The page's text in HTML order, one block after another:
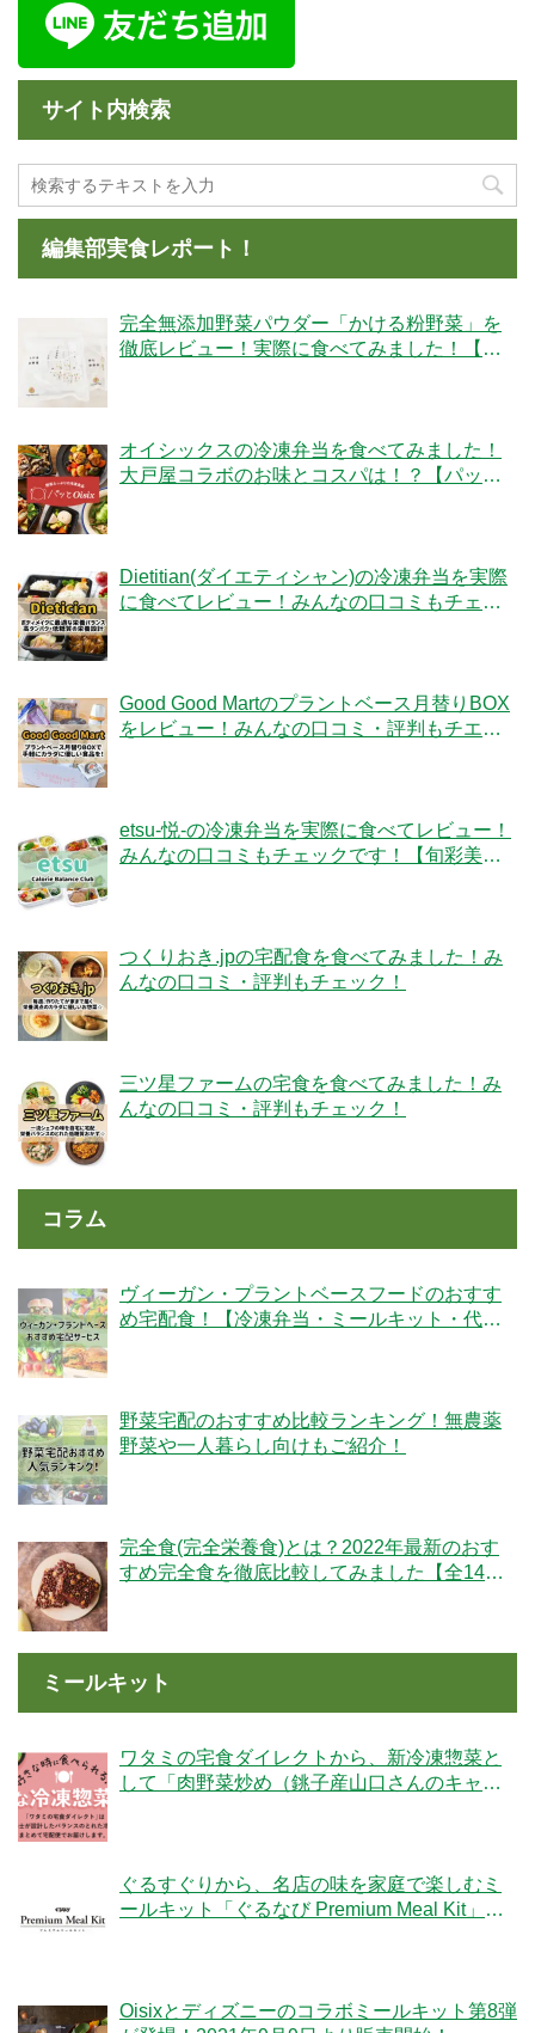
サイト内検索
編集部実食レポート！
完全無添加野菜パウダー「かける粉野菜」を
徹底レビュー！実際に食べてみました！【ベ
オイシックスの冷凍弁当を食べてみました！
大戸屋コラボのお味とコスパは！？【パッと
Dietitian(ダイエティシャン)の冷凍弁当を実際
に食べてレビュー！みんなの口コミもチェッ
Good Good Martのプラントベース月替りBOX
をレビュー！みんなの口コミ・評判もチエッ
etsu-悦-の冷凍弁当を実際に食べてレビュー！
みんなの口コミもチェックです！【旬彩美
つくりおき.jpの宅配食を食べてみました！み
んなの口コミ・評判もチェック！
三ツ星ファームの宅食を食べてみました！み
んなの口コミ・評判もチェック！
コラム
ヴィーガン・プラントベースフードのおすす
め宅配食！【冷凍弁当・ミールキット・代替
野菜宅配のおすすめ比較ランキング！無農薬
野菜や一人暮らし向けもご紹介！
完全食(完全栄養食)とは？2022年最新のおす
すめ完全食を徹底比較してみました【全14
ミールキット
ワタミの宅食ダイレクトから、新冷凍惣菜と
して「肉野菜炒め（銚子産山口さんのキャベ
ぐるすぐりから、名店の味を家庭で楽しむミ
ールキット「ぐるなび Premium Meal Kit」シ
Oisixとディズニーのコラボミールキット第8弾